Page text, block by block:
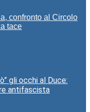
confronto al Circolo
tace
gli occhi al Duce:
antifascista